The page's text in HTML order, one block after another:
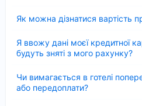
Як можна дізнатися вартість
Я ввожу дані моєї кредитної
будуть зняті з мого рахунку?
Чи вимагається в готелі
або передоплати?